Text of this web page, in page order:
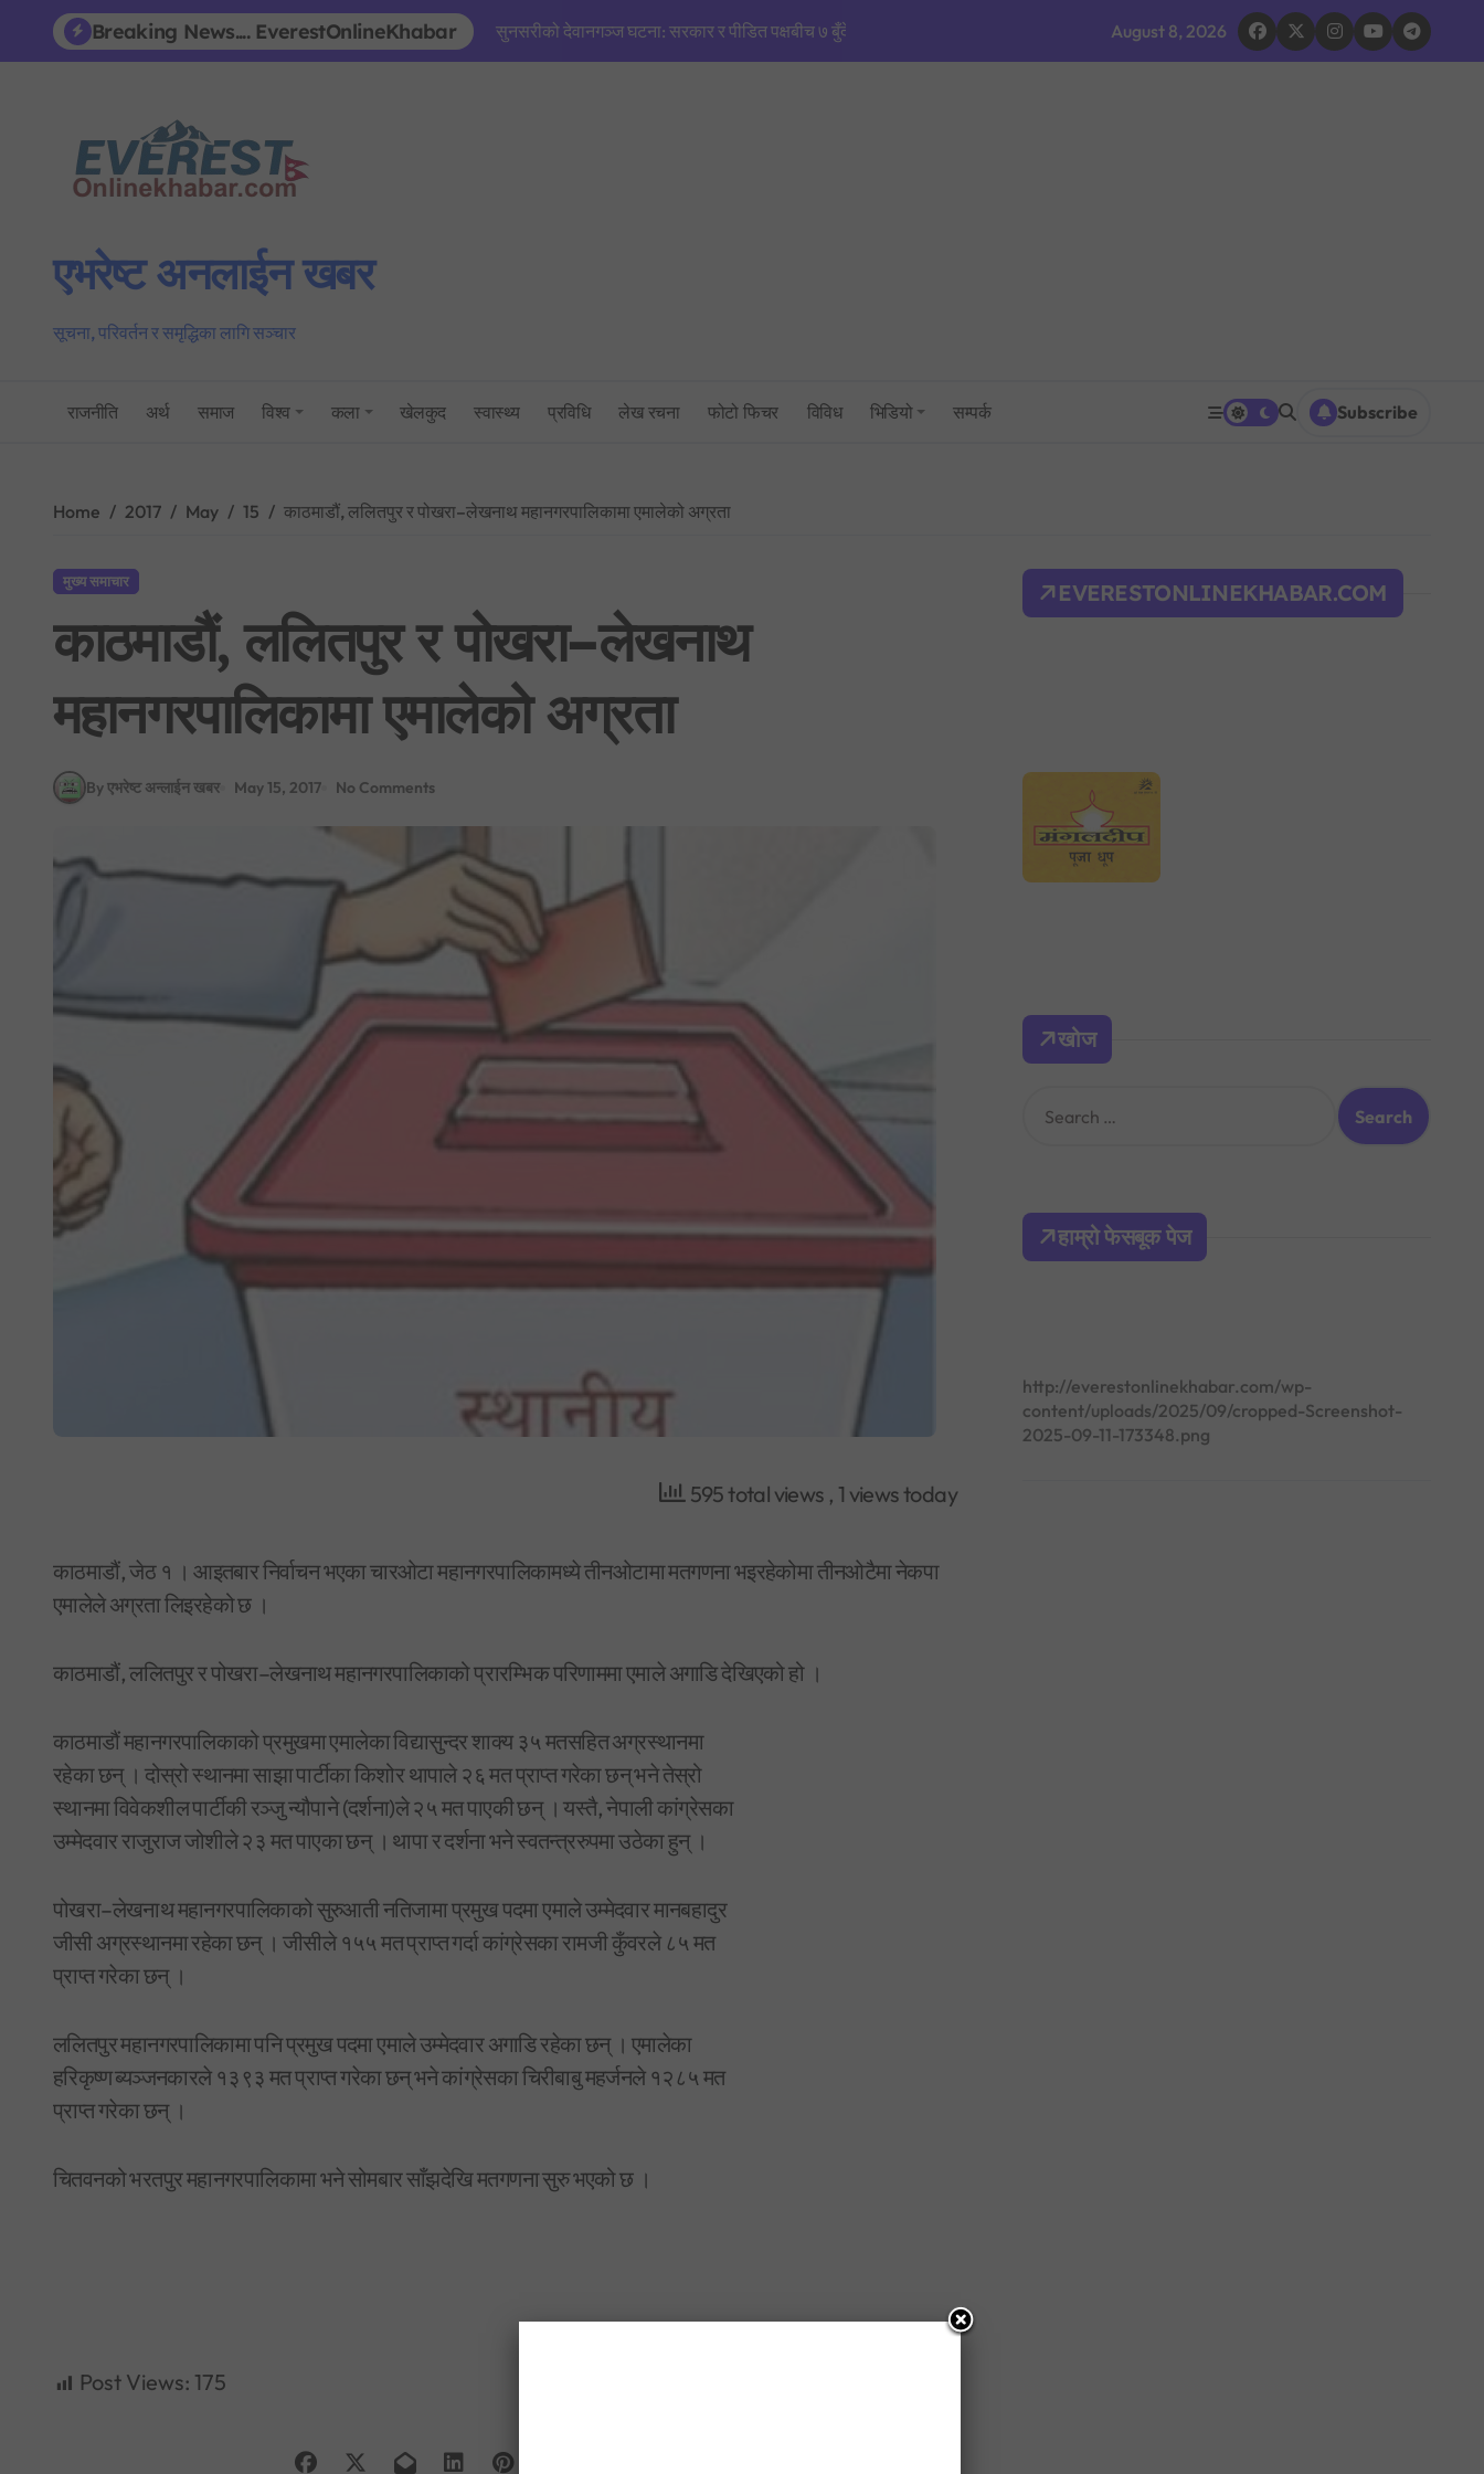
content
Breaking News.... EverestOnlineKhabar
उद्योगमन्त्री यादव र प्रधानमन्त्री सचिवालयबीचको तनावः पक्राउ प्रयास असफल भएपछि राजीनामा मागिएको दाबी
BREAKING NEWS : नयाँ दिल्लीमा प्रदर्शन उग्र बन्दै: प्रधानमन्त्री मोदीद्वारा संसद भवन फिर्ता, सुरक्षा व्यवस्था कडा!
साउन १ देखि लागू हुने गरी शैक्षिक, उपचार र सेयर कारोबारसहित विभिन्न क्षेत्रमा नयाँ करका दरहरू निर्धारण
भूमिको वर्गीकरण नगर्ने ४०५ स्थानीय तहमा आजैदेखि जग्गा कित्ताकाट पूर्ण रूपमा बन्द
नेपाली कांग्रेस विशेष महाधिवेशन विवाद: सर्वोच्चद्वारा मुद्दा सुरुदेखि नै सुनुवाइ गर्न आदेश, पुरानो फैसला पुनरावलोकन हुने
August 8, 2026
एभरेष्ट अनलाईन खबर
सूचना, परिवर्तन र समृद्धिका लागि सञ्चार
राजनीति अर्थ समाज विश्व कला खेलकुद स्वास्थ्य प्रविधि लेख रचना फोटो फिचर विविध भिडियो सम्पर्क Subscribe
Home 2017 May 15 काठमाडौं, ललितपुर र पोखरा–लेखनाथ महानगरपालिकामा एमालेको अग्रता
मुख्य समाचार
काठमाडौं, ललितपुर र पोखरा–लेखनाथ
महानगरपालिकामा एमालेको अग्रता
By एभरेष्ट अन्लाईन खबर May 15, 2017 No Comments
595 total views , 1 views today
काठमाडौं, जेठ १ । आइतबार निर्वाचन भएका चारओटा महानगरपालिकामध्ये तीनओटामा मतगणना भइरहेकोमा तीनओटैमा नेकपा
एमालेले अग्रता लिइरहेको छ ।
काठमाडौं, ललितपुर र पोखरा–लेखनाथ महानगरपालिकाको प्रारम्भिक परिणाममा एमाले अगाडि देखिएको हो ।
काठमाडौं महानगरपालिकाको प्रमुखमा एमालेका विद्यासुन्दर शाक्य ३५ मतसहित अग्रस्थानमा
रहेका छन् । दोस्रो स्थानमा साझा पार्टीका किशोर थापाले २६ मत प्राप्त गरेका छन् भने तेस्रो
स्थानमा विवेकशील पार्टीकी रञ्जु न्यौपाने (दर्शना)ले २५ मत पाएकी छन् । यस्तै, नेपाली कांग्रेसका
उम्मेदवार राजुराज जोशीले २३ मत पाएका छन् । थापा र दर्शना भने स्वतन्त्ररुपमा उठेका हुन् ।
पोखरा–लेखनाथ महानगरपालिकाको सुरुआती नतिजामा प्रमुख पदमा एमाले उम्मेदवार मानबहादुर
जीसी अग्रस्थानमा रहेका छन् । जीसीले १५५ मत प्राप्त गर्दा कांग्रेसका रामजी कुँवरले ८५ मत
प्राप्त गरेका छन् ।
ललितपुर महानगरपालिकामा पनि प्रमुख पदमा एमाले उम्मेदवार अगाडि रहेका छन् । एमालेका
हरिकृष्ण ब्यञ्जनकारले १३९३ मत प्राप्त गरेका छन् भने कांग्रेसका चिरीबाबु महर्जनले १२८५ मत
प्राप्त गरेका छन् ।
चितवनको भरतपुर महानगरपालिकामा भने सोमबार साँझदेखि मतगणना सुरु भएको छ ।
Post Views: 175
EVERESTONLINEKHABAR.COM
खोज
h
o
हाम्रो फेसबूक पेज
http://everestonlinekhabar.com/wp-
content/uploads/2025/09/cropped-Screenshot-
2025-09-11-173348.png